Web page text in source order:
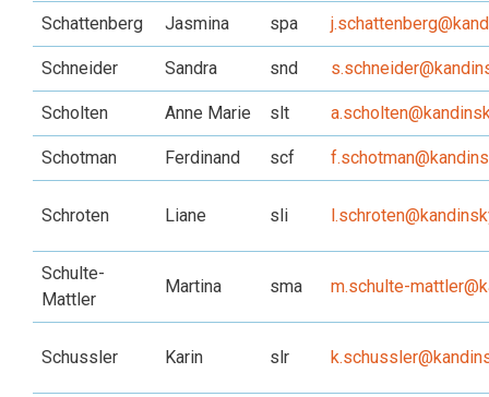
Schattenberg Jasmina spa
Schneider Sandra snd
Scholten Anne Marie slt
Schotman Ferdinand scf
Schroten Liane sli
Schulte-
Mattler
Martina sma m.schulte-
Schussler Karin slr